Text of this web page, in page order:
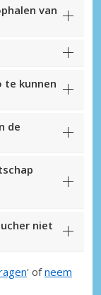
van
te kunnen
de
niet
' ofneem